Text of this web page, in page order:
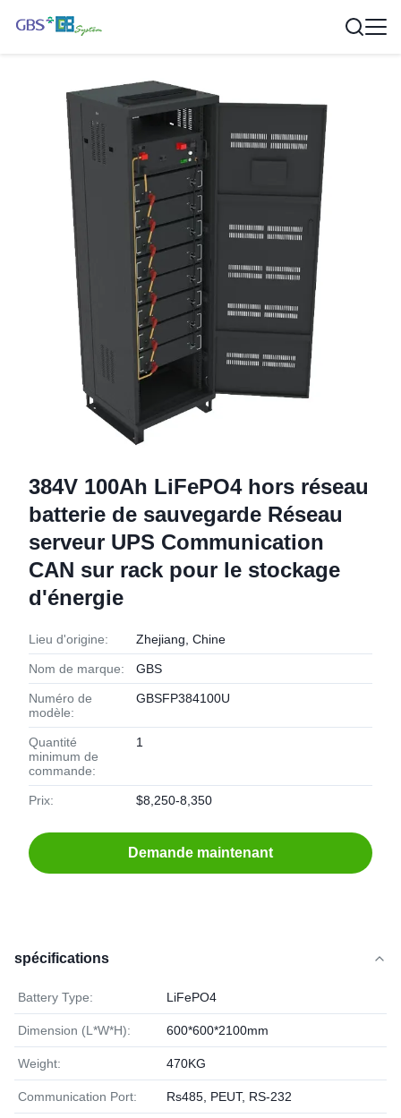
384V 100Ah LiFePO4 hors réseau
batterie de sauvegarde Réseau
serveur UPS Communication
CAN sur rack pour le stockage
d'énergie
Lieu d'origine: Zhejiang, Chine
Nom de marque: GBS
Numéro de
modèle:
GBSFP384100U
Quantité
minimum de
commande:
1
Prix: $8,250-8,350
Demande maintenant
spécifications
Battery Type: LiFePO4
Dimension (L*W*H): 600*600*2100mm
Weight: 470KG
Communication Port: Rs485, PEUT, RS-232